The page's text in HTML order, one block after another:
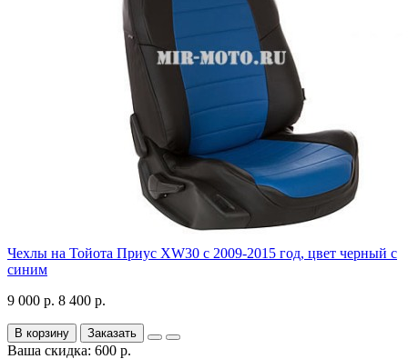
Чехлы на Тойота Приус XW30 с 2009-2015 год, цвет черный с
синим
9 000 р. 8 400 р.
В корзину Заказать
Ваша скидка: 600 р.